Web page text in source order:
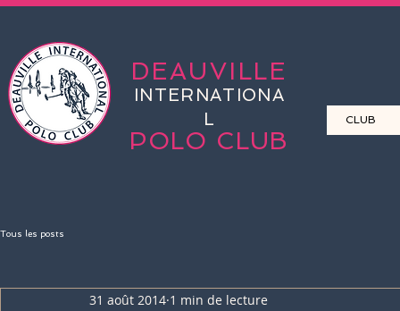
DEAUVILLE
INTERNATIONA
L
POLO CLUB
CLUB
Tous les posts
31 août 2014 1 min de lecture